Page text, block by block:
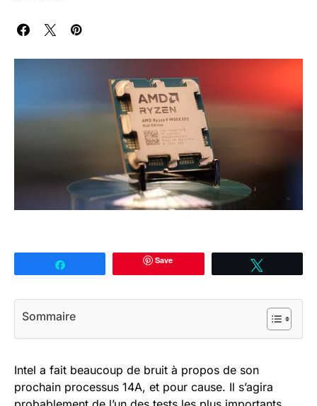
Save
Sommaire
Intel a fait beaucoup de bruit à propos de son
prochain processus 14A, et pour cause. Il s’agira